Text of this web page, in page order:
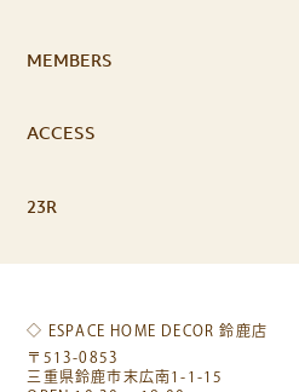
MEMBERS
ACCESS
23R
◇ ESPACE HOME DECOR 鈴鹿店
〒513-0853
三重県鈴鹿市末広南1-1-15